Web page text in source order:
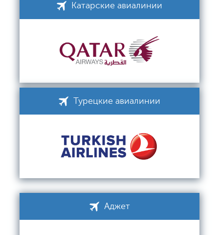
Катарские авиалинии
Турецкие авиалинии
Аджет